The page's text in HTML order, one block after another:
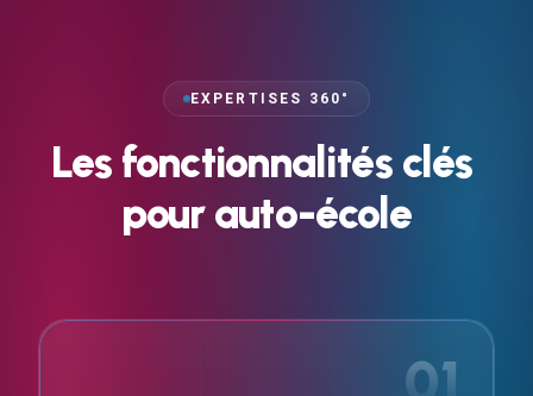
EXPERTISES 360°
Les fonctionnalités clés
pour auto-école
01